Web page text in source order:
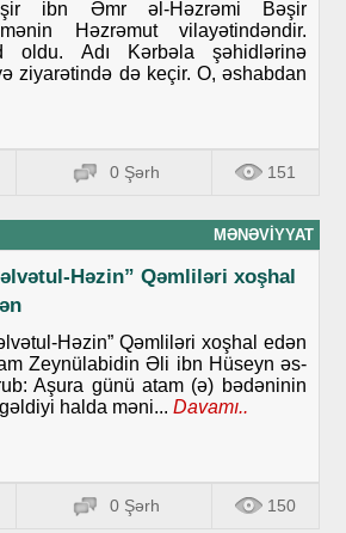
ibn Əmr əl-Həzrəmi Bəşir
Həzrəmut vilayətindəndir.
oldu. Adı Kərbəla şəhidlərinə
ziyarətində də keçir. O, əshabdan
0 Şərh 151
MƏNƏVIYYAT
Həzin” Qəmliləri xoşhal
Həzin” Qəmliləri xoşhal edən
Zeynülabidin Əli ibn Hüseyn əs-
Aşura günü atam (ə) bədəninin
halda məni... Davamı..
0 Şərh 150